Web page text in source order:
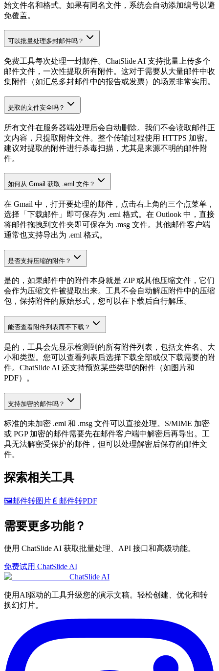
始文件名和格式。如果有同名文件，系统会自动添加编号以避
免覆盖。
可以批量处理多封邮件吗？
免费工具每次处理一封邮件。ChatSlide AI 支持批量上传多个
邮件文件，一次性提取所有附件。这对于需要从大量邮件中收
集附件（如汇总多封邮件中的报告或发票）的场景非常实用。
提取的文件安全吗？
所有文件在服务器端处理后会自动删除。我们不会读取邮件正
文内容，只提取附件文件。整个传输过程使用 HTTPS 加密。
建议对提取的附件进行杀毒扫描，尤其是来源不明的邮件附
件。
如何从 Gmail 获取 .eml 文件？
在 Gmail 中，打开要处理的邮件，点击右上角的三个点菜单，
选择「下载邮件」即可保存为 .eml 格式。在 Outlook 中，直接
将邮件拖拽到文件夹即可保存为 .msg 文件。其他邮件客户端
通常也支持导出为 .eml 格式。
是否支持压缩的附件？
是的，如果邮件中的附件本身就是 ZIP 或其他压缩文件，它们
会作为压缩文件被提取出来。工具不会自动解压附件中的压缩
包，保持附件的原始形式，您可以在下载后自行解压。
能否查看附件列表而不下载？
是的，工具会先显示检测到的所有附件列表，包括文件名、大
小和类型。您可以查看列表后选择下载全部或仅下载需要的附
件。ChatSlide AI 还支持预览某些类型的附件（如图片和
PDF）。
支持加密的邮件吗？
标准的未加密 .eml 和 .msg 文件可以直接处理。S/MIME 加密
或 PGP 加密的邮件需要先在邮件客户端中解密后再导出。工
具无法解密受保护的邮件，但可以处理解密后保存的邮件文
件。
探索相关工具
🖼️邮件转图片 📄 邮件转PDF
需要更多功能？
使用 ChatSlide AI 获取批量处理、API 接口和高级功能。
免费试用 ChatSlide AI
ChatSlide AI
使用AI驱动的工具升级您的演示文稿。轻松创建、优化和转
换幻灯片。